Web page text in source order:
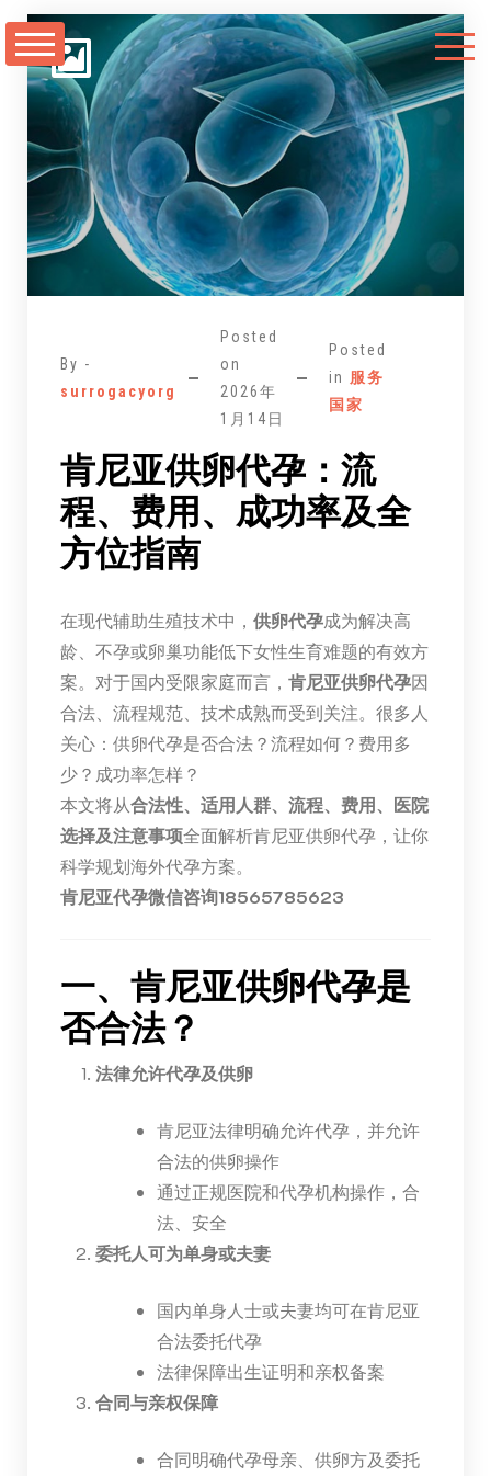
至
By -
surrogacyorg
Posted
on
2026年
1月14日
Posted
in 服务
国家
肯尼亚供卵代孕：流
程、费用、成功率及全
方位指南
在现代辅助生殖技术中， 供卵代孕成为解决高
龄、不孕或卵巢功能低下女性生育难题的有效方
案。对于国内受限家庭而言， 肯尼亚供卵代孕因
合法、流程规范、技术成熟而受到关注。很多人
关心：供卵代孕是否合法？流程如何？费用多
少？成功率怎样？
本文将从合法性、适用人群、流程、费用、医院
选择及注意事项全面解析肯尼亚供卵代孕，让你
科学规划海外代孕方案。
肯尼亚代孕微信咨询18565785623
一、肯尼亚供卵代孕是
否合法？
法律允许代孕及供卵
肯尼亚法律明确允许代孕，并允许
合法的供卵操作
通过正规医院和代孕机构操作，合
法、安全
委托人可为单身或夫妻
国内单身人士或夫妻均可在肯尼亚
合法委托代孕
法律保障出生证明和亲权备案
合同与亲权保障
合同明确代孕母亲、供卵方及委托